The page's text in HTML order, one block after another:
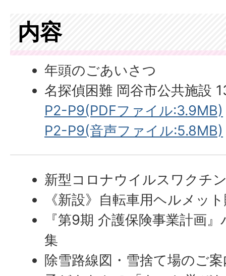
内容
年頭のごあいさつ
名探偵困難 岡谷市公共施設
P2-P9(PDFファイル:3.9MB)
P2-P9(音声ファイル:5.8MB)
新型コロナウイルスワクチ
《新設》自転車用ヘルメッ
『第9期 介護保険事業計画
集
除雪路線図・雪捨て場のご